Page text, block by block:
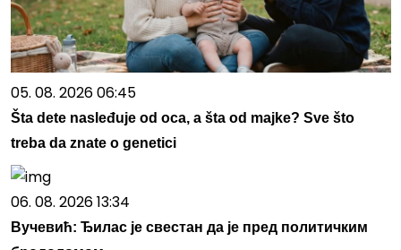
05. 08. 2026 06:45
Šta dete nasleđuje od oca, a šta od majke? Sve što
treba da znate o genetici
06. 08. 2026 13:34
Вучевић: Ђилас је свестан да је пред политичким